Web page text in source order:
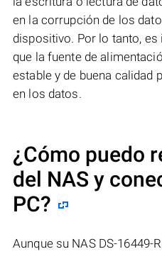
en la corrupción de los
dispositivo. Por lo tanto,
que la fuente de
estable y de buena calidad
en los datos.
¿Cómo puedo
del NAS y
PC?
Aunque su NAS DS-16449-